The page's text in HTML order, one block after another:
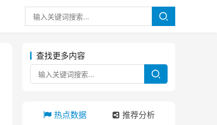
查找更多内容
热点数据 推荐分析